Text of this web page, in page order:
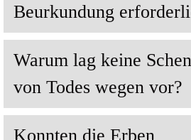
Beurkundung
Warum lag keine
von Todes wegen vor?
Konnten die Erben